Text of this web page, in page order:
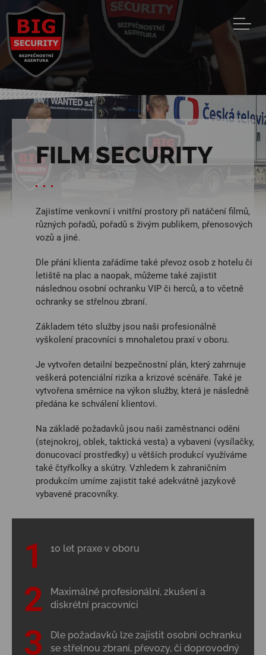
Jump to navigation
FILM SECURITY
Zajistíme venkovní i vnitřní prostory při natáčení filmů,
různých pořadů, pořadů s živým publikem, přenosových
vozů a jiné.
Dle přání klienta zařádíme také převoz osob z hotelu či
letiště na plac a naopak, můžeme také zajistit
následnou osobní ochranku VIP či herců, a to včetně
ochranky se střelnou zbraní.
Základem této služby jsou naši profesionálně
vyškolení pracovníci s mnohaletou praxí v oboru.
Je vytvořen detailní bezpečnostní plán, který zahrnuje
veškerá potenciální rizika a krizové scénáře. Také je
vytvořena směrnice na výkon služby, která je následně
předána ke schválení klientovi.
Na základě požadavků jsou naši zaměstnanci oděni
(stejnokroj, oblek, taktická vesta) a vybaveni (vysílačky,
donucovací prostředky) u větších produkcí využíváme
také čtyřkolky a skútry. Vzhledem k zahraničním
produkcím umíme zajistit také adekvátně jazykově
vybavené pracovníky.
10 let praxe v oboru
Maximálně profesionální, zkušení a
diskrétní pracovníci
Dle požadavků lze zajistit osobní ochranku
se střelnou zbraní, převozy, či doprovodný